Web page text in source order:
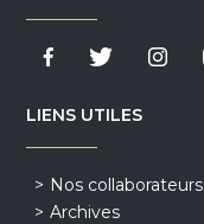
LIENS UTILES
Nos collaborateurs
Archives